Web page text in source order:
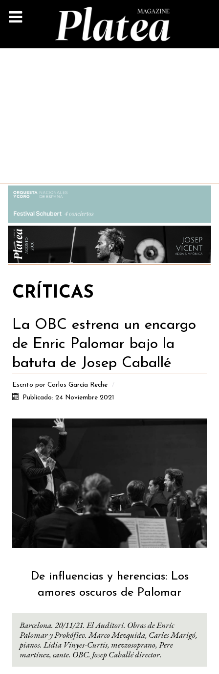
CRÍTICAS
La OBC estrena un encargo
de Enric Palomar bajo la
batuta de Josep Caballé
Escrito por Carlos García Reche
Publicado: 24 Noviembre 2021
De influencias y herencias: Los
amores oscuros de Palomar
Barcelona. 20/11/21. El Auditori. Obras de Enric
Palomar y Prokófiev. Marco Mezquida, Carles Marigó,
pianos. Lidia Vinyes-Curtis, mezzosoprano, Pere
martínez, cante. OBC. Josep Caballé director.